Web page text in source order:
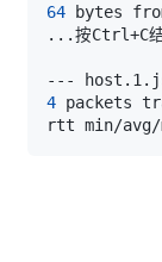
64 bytes
..
---
4 packets
rtt min/avg/